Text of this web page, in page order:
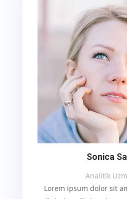
Sonica
Analitik
Lorem ipsum dolor sit